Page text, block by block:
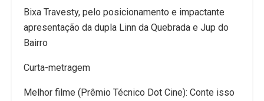
Bixa Travesty, pelo posicionamento e impactante
apresentação da dupla Linn da Quebrada e Jup do
Bairro
Curta-metragem
Melhor filme (Prêmio Técnico Dot Cine): Conte isso